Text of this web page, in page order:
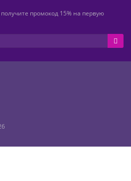
промокод 15% на первую